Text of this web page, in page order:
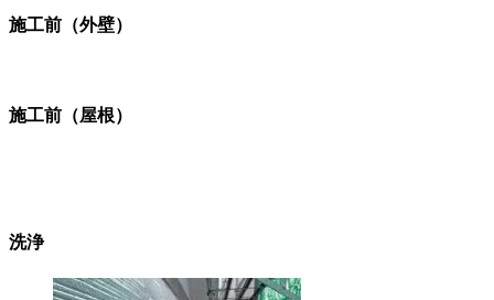
施工前（外壁）
施工前（屋根）
洗浄